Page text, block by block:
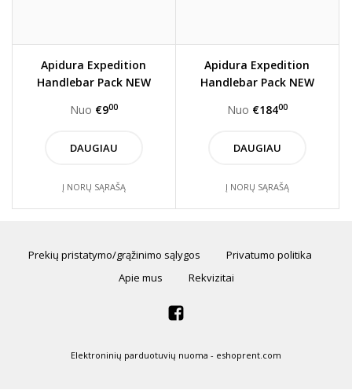
Apidura Expedition
Handlebar Pack NEW
Nuo €900
DAUGIAU
Į NORŲ SĄRAŠĄ
Apidura Expedition
Handlebar Pack NEW
Nuo €18400
DAUGIAU
Į NORŲ SĄRAŠĄ
Prekių pristatymo/grąžinimo sąlygos
Privatumo politika
Apie mus
Rekvizitai
Elektroninių parduotuvių nuoma - eshoprent.com